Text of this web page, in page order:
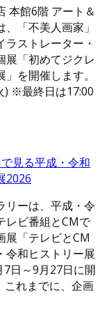
本館6階 アート＆
、「不美人画家」
ラストレーター・
展「初めてジクレ
を開催します。
) ※最終日は17:00
見る平成・令和
2026
リーは、平成・令
レビ番組とCMで
展「テレビとCM
令和ヒストリー展
7日～9月27日に開
これまでに、企画